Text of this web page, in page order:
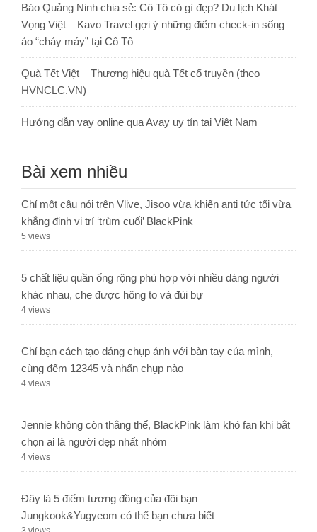
Báo Quảng Ninh chia sẻ: Cô Tô có gì đẹp? Du lịch Khát
Vọng Việt – Kavo Travel gợi ý những điểm check-in sống
ảo “cháy máy” tại Cô Tô
Quà Tết Việt – Thương hiệu quà Tết cổ truyền (theo
HVNCLC.VN)
Hướng dẫn vay online qua Avay uy tín tại Việt Nam
Bài xem nhiều
Chỉ một câu nói trên Vlive, Jisoo vừa khiến anti tức tối vừa
khẳng định vị trí ‘trùm cuối’ BlackPink
5 views
5 chất liệu quần ống rộng phù hợp với nhiều dáng người
khác nhau, che được hông to và đùi bự
4 views
Chỉ bạn cách tạo dáng chụp ảnh với bàn tay của mình,
cùng đếm 12345 và nhấn chụp nào
4 views
Jennie không còn thắng thế, BlackPink làm khó fan khi bắt
chọn ai là người đẹp nhất nhóm
4 views
Đây là 5 điểm tương đồng của đôi bạn
Jungkook&Yugyeom có thể bạn chưa biết